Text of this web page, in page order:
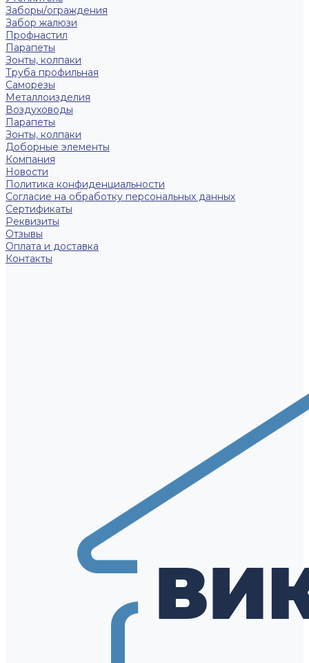
Заборы/ограждения
Забор жалюзи
Профнастил
Парапеты
Зонты, колпаки
Труба профильная
Саморезы
Металлоизделия
Воздуховоды
Парапеты
Зонты, колпаки
Доборные элементы
Компания
Новости
Политика конфиденциальности
Согласие на обработку персональных данных
Сертификаты
Реквизиты
Отзывы
Оплата и доставка
Контакты